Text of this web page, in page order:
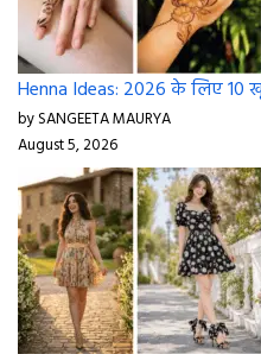
Henna Ideas: 2026 के लिए 10
by SANGEETA MAURYA
August 5, 2026